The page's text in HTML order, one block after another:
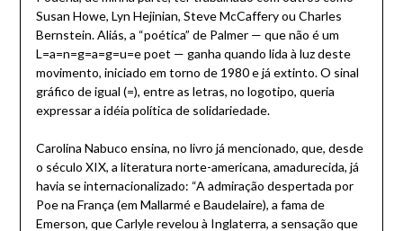
Susan Howe, Lyn Hejinian, Steve McCaffery ou Charles
Bernstein. Aliás, a “poética” de Palmer — que não é um
L=a=n=g=a=g=u=e poet — ganha quando lida à luz deste
movimento, iniciado em torno de 1980 e já extinto. O sinal
gráfico de igual (=), entre as letras, no logotipo, queria
expressar a idéia política de solidariedade.
Carolina Nabuco ensina, no livro já mencionado, que, desde
o século XIX, a literatura norte-americana, amadurecida, já
havia se internacionalizado: “A admiração despertada por
Poe na França (em Mallarmé e Baudelaire), a fama de
Emerson, que Carlyle revelou à Inglaterra, a sensação que